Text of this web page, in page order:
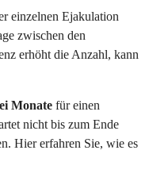
einzelnen Ejakulation
zwischen den
erhöht die Anzahl, kann
Monate für einen
nicht bis zum Ende
Hier erfahren Sie, wie es